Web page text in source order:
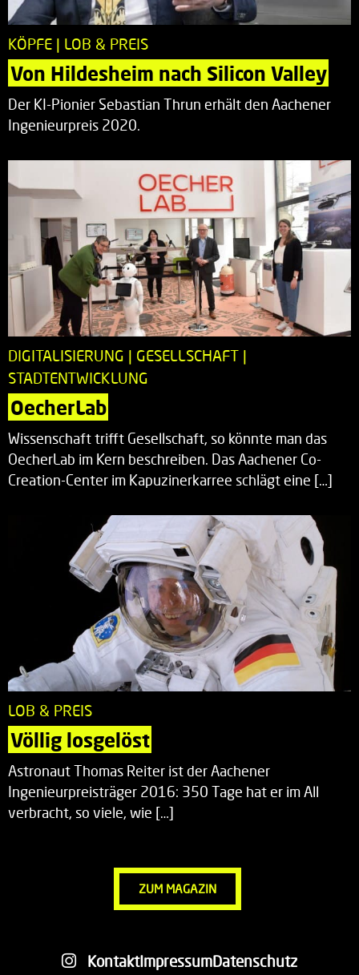
KÖPFE | LOB & PREIS
Von Hildesheim nach Silicon Valley
Der KI-Pionier Sebastian Thrun erhält den Aachener
Ingenieurpreis 2020.
DIGITALISIERUNG | GESELLSCHAFT |
STADTENTWICKLUNG
OecherLab
Wissenschaft trifft Gesellschaft, so könnte man das
OecherLab im Kern beschreiben. Das Aachener Co-
Creation-Center im Kapuzinerkarree schlägt eine […]
LOB & PREIS
Völlig losgelöst
Astronaut Thomas Reiter ist der Aachener
Ingenieurpreisträger 2016: 350 Tage hat er im All
verbracht, so viele, wie […]
ZUM MAGAZIN
KontaktImpressumDatenschutz